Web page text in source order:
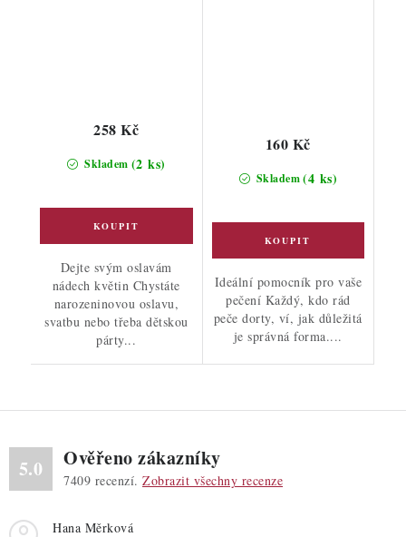
Skladem (2 ks)
258 Kč
Dejte svým oslavám
nádech květin Chystáte
narozeninovou oslavu,
svatbu nebo třeba dětskou
párty...
Skladem(4 ks)
160 Kč
Ideální pomocník pro vaše
pečení Každý, kdo rád
peče dorty, ví, jak důležitá
je správná forma....
5.0 Ověřeno zákazníky
7409 recenzí. Zobrazit všechny recenze
Hana Měrková